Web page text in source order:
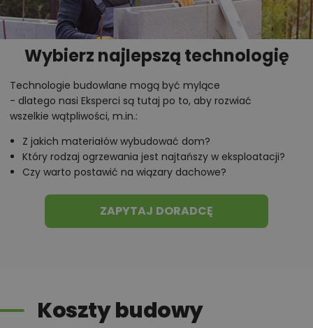
Wybierz najlepszą technologię
Technologie budowlane mogą być mylące
- dlatego nasi Eksperci są tutaj po to, aby rozwiać
wszelkie wątpliwości, m.in.:
Z jakich materiałów wybudować dom?
Który rodzaj ogrzewania jest najtańszy w eksploatacji?
Czy warto postawić na wiązary dachowe?
ZAPYTAJ DORADCĘ
Koszty budowy